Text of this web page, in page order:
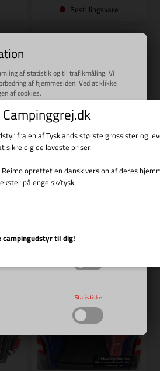
af statistik og til trafikmåling. Vi
af hjemmesiden. Ved at klikke
af cookies.
Markedsføring
Statistiske
Bestillingsvare
Varenr.: R 11100TB
REIMO
præfabrikeret enhed med
vask, glasdæksel og teknik
fra en af Tysklands største grossister og
sikre dig de laveste priser.
oprettet en dansk version af deres
på engelsk/tysk.
til dig!